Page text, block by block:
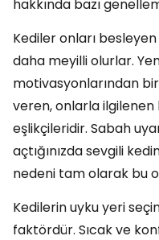
hakkında bazı
Kediler onları
daha meyilli olurlar.
motivasyonlarından
veren, onlarla ilgilenen
eşlikçileridir. Sabah
açtığınızda sevgili
nedeni tam olarak bu
Kedilerin uyku yeri
faktördür. Sıcak ve